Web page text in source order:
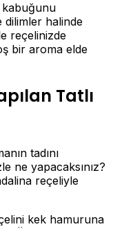
kabuğunu
dilimler halinde
reçelinizde
bir aroma elde
Tatlı
tadını
ne yapacaksınız?
reçeliyle
kek hamuruna